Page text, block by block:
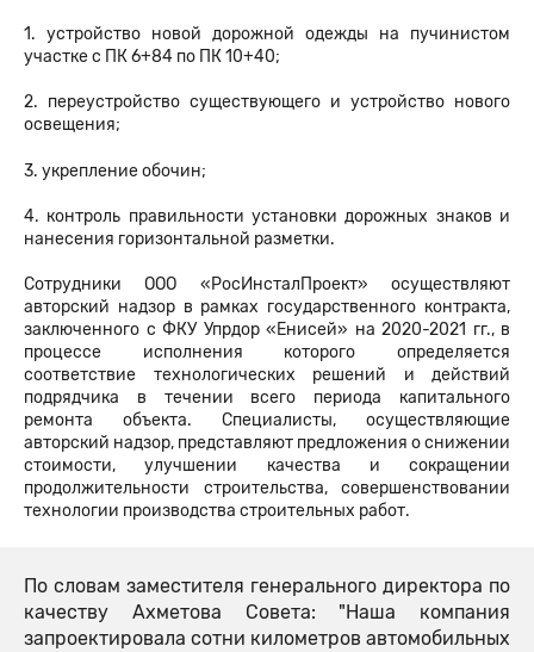
1. устройство новой дорожной одежды на пучинистом
участке с ПК 6+84 по ПК 10+40;
2. переустройство существующего и устройство нового
освещения;
3. укрепление обочин;
4. контроль правильности установки дорожных знаков и
нанесения горизонтальной разметки.
Сотрудники ООО «РосИнсталПроект» осуществляют
авторский надзор в рамках государственного контракта,
заключенного с ФКУ Упрдор «Енисей» на 2020-2021 гг., в
процессе исполнения которого определяется
соответствие технологических решений и действий
подрядчика в течении всего периода капитального
ремонта объекта. Специалисты, осуществляющие
авторский надзор, представляют предложения о снижении
стоимости, улучшении качества и сокращении
продолжительности строительства, совершенствовании
технологии производства строительных работ.
По словам заместителя генерального директора по
качеству Ахметова Совета: "Наша компания
запроектировала сотни километров автомобильных